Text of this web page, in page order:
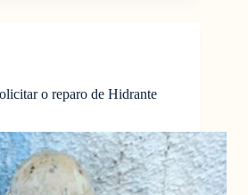
o reparo de Hidrante